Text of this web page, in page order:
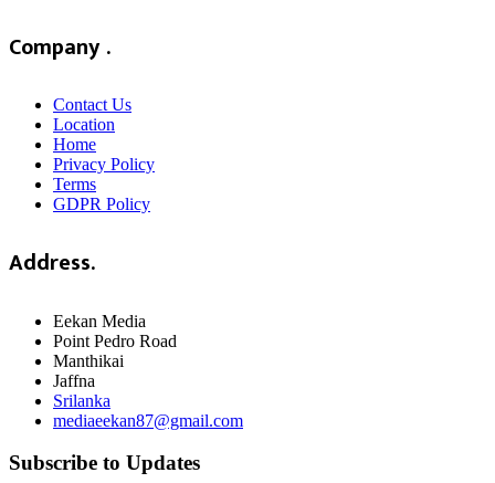
Company .
Contact Us
Location
Home
Privacy Policy
Terms
GDPR Policy
Address.
Eekan Media
Point Pedro Road
Manthikai
Jaffna
Srilanka
mediaeekan87@gmail.com
Subscribe to Updates